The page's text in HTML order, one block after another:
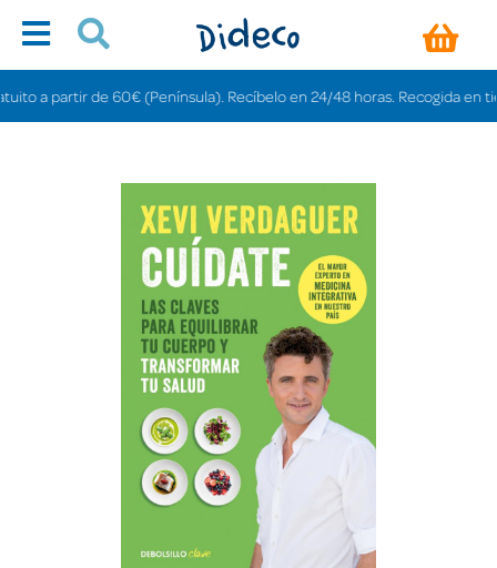
a partir de 60€ (Península). Recíbelo en 24/48 horas. Recogida en